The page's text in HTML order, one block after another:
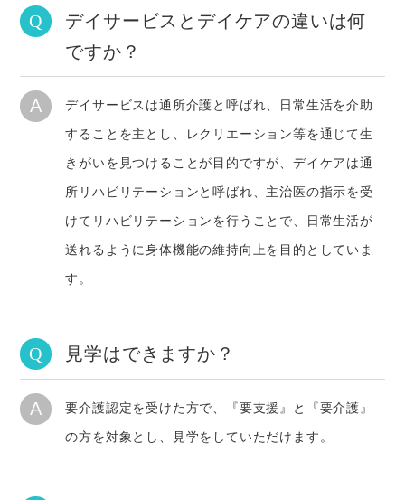
Q
デイサービスとデイケアの違いは何
ですか？
A
デイサービスは通所介護と呼ばれ、日常生活を介助
することを主とし、レクリエーション等を通じて生
きがいを見つけることが目的ですが、デイケアは通
所リハビリテーションと呼ばれ、主治医の指示を受
けてリハビリテーションを行うことで、日常生活が
送れるように身体機能の維持向上を目的としていま
す。
Q 見学はできますか？
A
要介護認定を受けた方で、『要支援』と『要介護』
の方を対象とし、見学をしていただけます。